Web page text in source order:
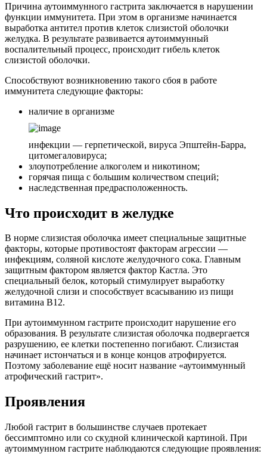
Причина аутоиммунного гастрита заключается в нарушении
функции иммунитета. При этом в организме начинается
выработка антител против клеток слизистой оболочки
желудка. В результате развивается аутоиммунный
воспалительный процесс, происходит гибель клеток
слизистой оболочки.
Способствуют возникновению такого сбоя в работе
иммунитета следующие факторы:
наличие в организме
инфекции — герпетической, вируса Эпштейн-Барра,
цитомегаловируса;
злоупотребление алкоголем и никотином;
горячая пища с большим количеством специй;
наследственная предрасположенность.
Что происходит в желудке
В норме слизистая оболочка имеет специальные защитные
факторы, которые противостоят факторам агрессии —
инфекциям, соляной кислоте желудочного сока. Главным
защитным фактором является фактор Кастла. Это
специальный белок, который стимулирует выработку
желудочной слизи и способствует всасыванию из пищи
витамина В12.
При аутоиммунном гастрите происходит нарушение его
образования. В результате слизистая оболочка подвергается
разрушению, ее клетки постепенно погибают. Слизистая
начинает истончаться и в конце концов атрофируется.
Поэтому заболевание ещё носит название «аутоиммунный
атрофический гастрит».
Проявления
Любой гастрит в большинстве случаев протекает
бессимптомно или со скудной клинической картиной. При
аутоиммунном гастрите наблюдаются следующие проявления: